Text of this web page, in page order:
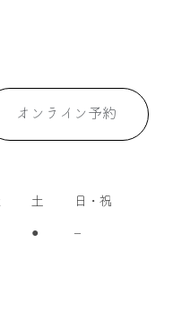
オンライン予約
土 日・祝
● –